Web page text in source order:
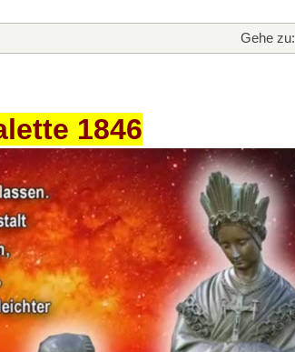
Gehe zu:
1846